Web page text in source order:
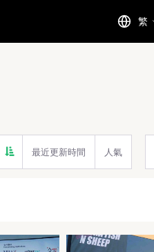
繁
最近更新時間 人氣